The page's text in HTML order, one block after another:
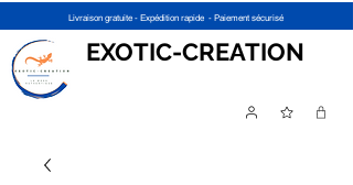
Livraison gratuite - Expédition rapide - Paiement sécurisé
EXOTIC-CREATION